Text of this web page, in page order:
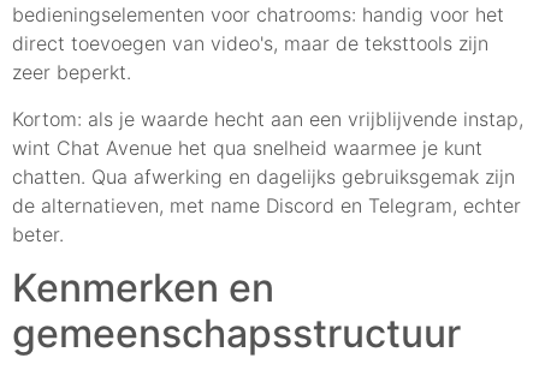
bedieningselementen voor chatrooms: handig voor het
direct toevoegen van video's, maar de teksttools zijn
zeer beperkt.
Kortom: als je waarde hecht aan een vrijblijvende instap,
wint Chat Avenue het qua snelheid waarmee je kunt
chatten. Qua afwerking en dagelijks gebruiksgemak zijn
de alternatieven, met name Discord en Telegram, echter
beter.
Kenmerken en
gemeenschapsstructuur